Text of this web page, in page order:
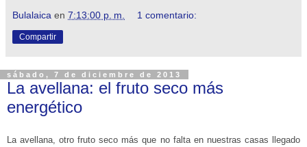
Bulalaica en 7:13:00 p. m. 1 comentario:
Compartir
sábado, 7 de diciembre de 2013
La avellana: el fruto seco más
energético
La avellana, otro fruto seco más que no falta en nuestras casas llegado